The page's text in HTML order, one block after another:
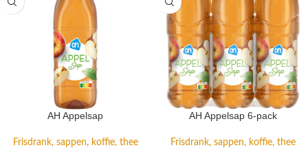
AH Appelsap
Frisdrank, sappen, koffie, thee
AH Appelsap 6-pack
Frisdrank, sappen, koffie, thee